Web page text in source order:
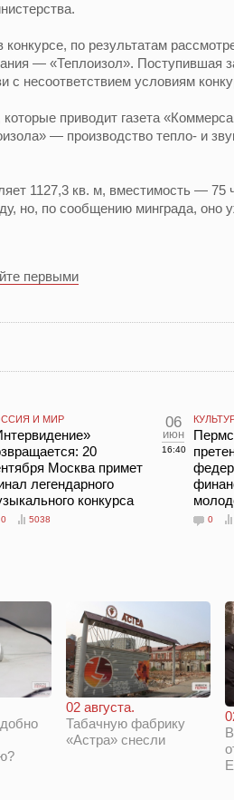
по результатам
— «Теплоизол». Поступившая
несоответствием условиям
приводит газета
— производство тепло- и
1127,3 кв. м, вместимость — 75
но, по сообщению минграда, оно
первыми
И МИР
20
Москва примет
легендарного
конкурса
0 5038
06
июн
16:40
0
02 августа.
Табачную фабрику
«Астра» снесли